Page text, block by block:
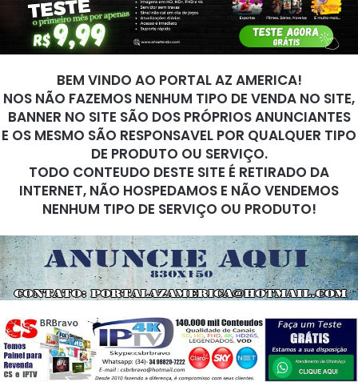
BEM VINDO AO PORTAL AZ AMERICA!
NOS NÃO FAZEMOS NENHUM TIPO DE VENDA NO SITE,
BANNER NO SITE SÃO DOS PRÓPRIOS ANUNCIANTES
E OS MESMO SÃO RESPONSAVEL POR QUALQUER TIPO
DE PRODUTO OU SERVIÇO.
TODO CONTEUDO DESTE SITE É RETIRADO DA
INTERNET, NÃO HOSPEDAMOS E NÃO VENDEMOS
NENHUM TIPO DE SERVIÇO OU PRODUTO!